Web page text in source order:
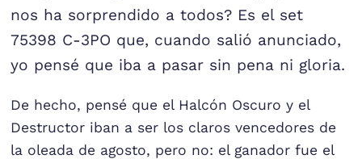
nos ha sorprendido a todos? Es el set
75398 C-3PO que, cuando salió anunciado,
yo pensé que iba a pasar sin pena ni gloria.
De hecho, pensé que el Halcón Oscuro y el
Destructor iban a ser los claros vencedores de
la oleada de agosto, pero no: el ganador fue el